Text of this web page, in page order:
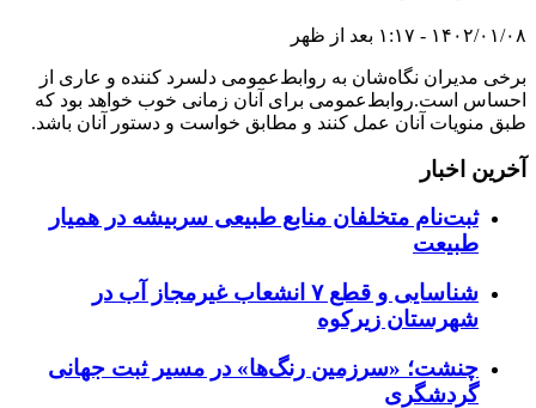
۱۴۰۲/۰۱/۰۸ - ۱:۱۷ بعد از ظهر
برخی مدیران نگاه‌شان به روابط‌عمومی دلسرد کننده و عاری از
احساس است.روابط‌عمومی برای آنان زمانی خوب خواهد بود که
طبق منویات آنان عمل کنند و مطابق خواست و دستور آنان باشد.
آخرین اخبار
ثبت‌نام متخلفان منابع طبیعی سربیشه در همیار
طبیعت
شناسایی و قطع ۷ انشعاب غیرمجاز آب در
شهرستان زیرکوه
چنشت؛ «سرزمین رنگ‌ها» در مسیر ثبت جهانی
گردشگری